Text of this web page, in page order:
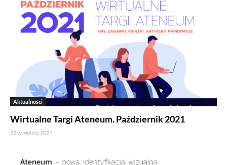
Aktualności
Wirtualne Targi Ateneum. Październik 2021
22 września 2021